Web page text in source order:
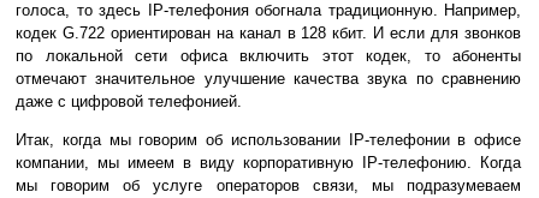
голоса, то здесь IP-телефония обогнала традиционную. Например,
кодек G.722 ориентирован на канал в 128 кбит. И если для звонков
по локальной сети офиса включить этот кодек, то абоненты
отмечают значительное улучшение качества звука по сравнению
даже с цифровой телефонией.
Итак, когда мы говорим об использовании IP-телефонии в офисе
компании, мы имеем в виду корпоративную IP-телефонию. Когда
мы говорим об услуге операторов связи, мы подразумеваем